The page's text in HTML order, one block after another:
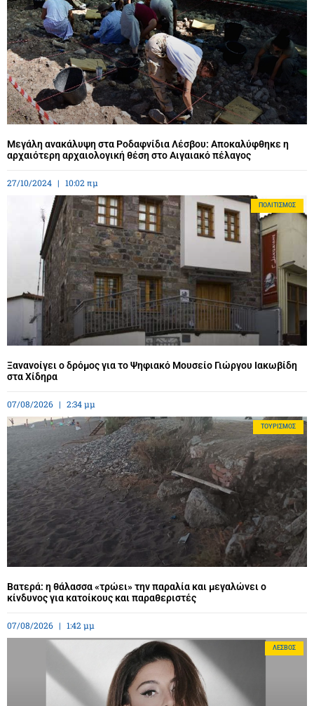
Μεγάλη ανακάλυψη στα Ροδαφνίδια Λέσβου: Αποκαλύφθηκε η
αρχαιότερη αρχαιολογική θέση στο Αιγαιακό πέλαγος
27/10/2024 10:02 πμ
ΠΟΛΙΤΙΣΜΌΣ
Ξανανοίγει ο δρόμος για το Ψηφιακό Μουσείο Γιώργου Ιακωβίδη
στα Χίδηρα
07/08/2026 2:34 μμ
ΤΟΥΡΙΣΜΌΣ
Βατερά: η θάλασσα «τρώει» την παραλία και μεγαλώνει ο
κίνδυνος για κατοίκους και παραθεριστές
07/08/2026 1:42 μμ
ΛΈΣΒΟΣ